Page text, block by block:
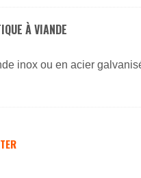
À VIANDE
inox ou en acier